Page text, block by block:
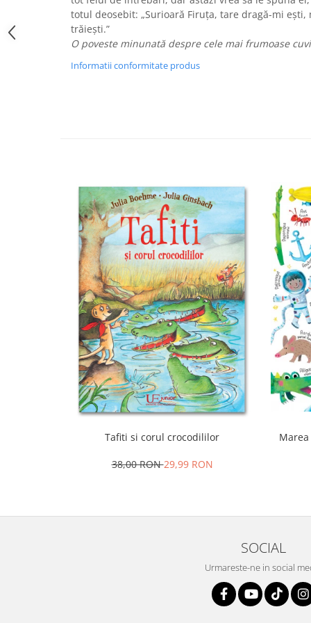
totul deosebit: „Surioară Firuța, tare dragă-mi ești,
trăiești.”
O poveste minunată despre cele mai frumoase
Informatii conformitate produs
Tafiti si corul crocodililor
38,00 RON29,99 RON
SOCIAL
Urmareste-ne in social